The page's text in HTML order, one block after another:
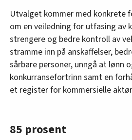
Utvalget kommer med konkrete
om en veiledning for utfasing av
strengere og bedre kontroll av
stramme inn på anskaffelser,
sårbare personer, unngå at lønn
konkurransefortrinn samt en
et register for kommersielle
85 prosent